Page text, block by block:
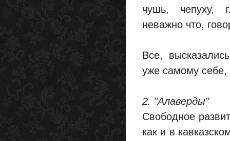
чушь, чепуху,
неважно что,
Все,
уже самому себе,
2. "Алаверды"
Свободное
как и в